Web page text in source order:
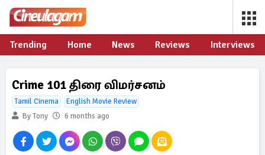
Trending Home News Reviews Interviews
Crime 101 திரை விமர்சனம்
Tamil Cinema
English Movie Review
By Tony
6 months ago